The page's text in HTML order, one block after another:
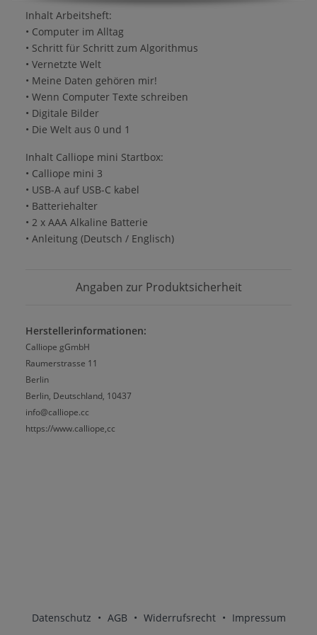
Inhalt Arbeitsheft:
• Computer im Alltag
• Schritt für Schritt zum Algorithmus
• Vernetzte Welt
• Meine Daten gehören mir!
• Wenn Computer Texte schreiben
• Digitale Bilder
• Die Welt aus 0 und 1
Inhalt Calliope mini Startbox:
• Calliope mini 3
• USB-A auf USB-C kabel
• Batteriehalter
• 2 x AAA Alkaline Batterie
• Anleitung (Deutsch / Englisch)
Angaben zur Produktsicherheit
Herstellerinformationen:
Calliope gGmbH
Raumerstrasse 11
Berlin
Berlin, Deutschland, 10437
info@calliope.cc
https://www.calliope,cc
Datenschutz • AGB • Widerrufsrecht • Impressum